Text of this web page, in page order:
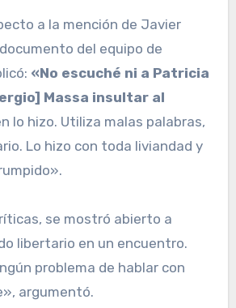
a la mención de Javier
del equipo de
«No escuché ni a Patricia
Massa insultar al
lo hizo. Utiliza malas palabras,
Lo hizo con toda liviandad y
se mostró abierto a
libertario en un encuentro.
problema de hablar con
argumentó.